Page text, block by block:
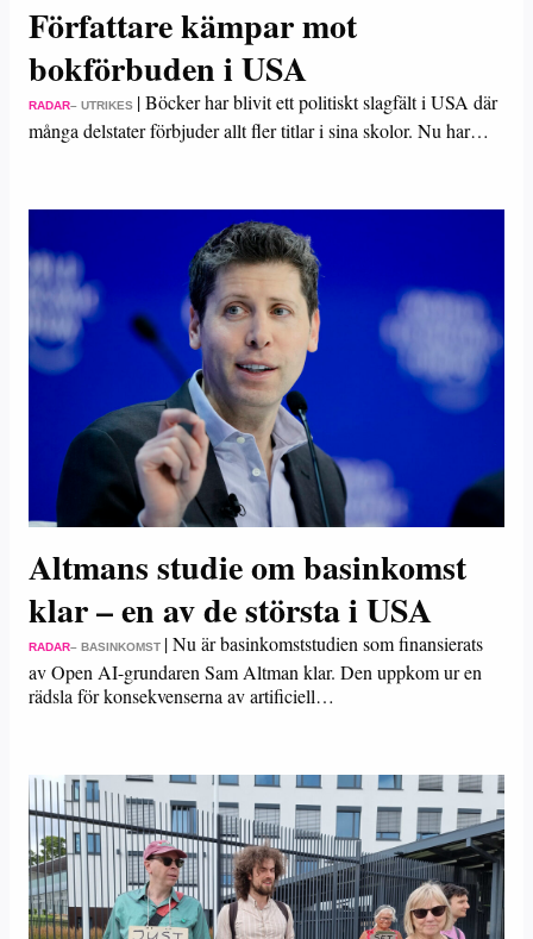
Författare kämpar mot
bokförbuden i USA
RADAR– UTRIKES |Böcker har blivit ett politiskt slagfält i USA där
många delstater förbjuder allt fler titlar i sina skolor. Nu har…
Altmans studie om basinkomst
klar – en av de största i USA
RADAR– BASINKOMST |Nu är basinkomststudien som finansierats
av Open AI-grundaren Sam Altman klar. Den uppkom ur en
rädsla för konsekvenserna av artificiell…